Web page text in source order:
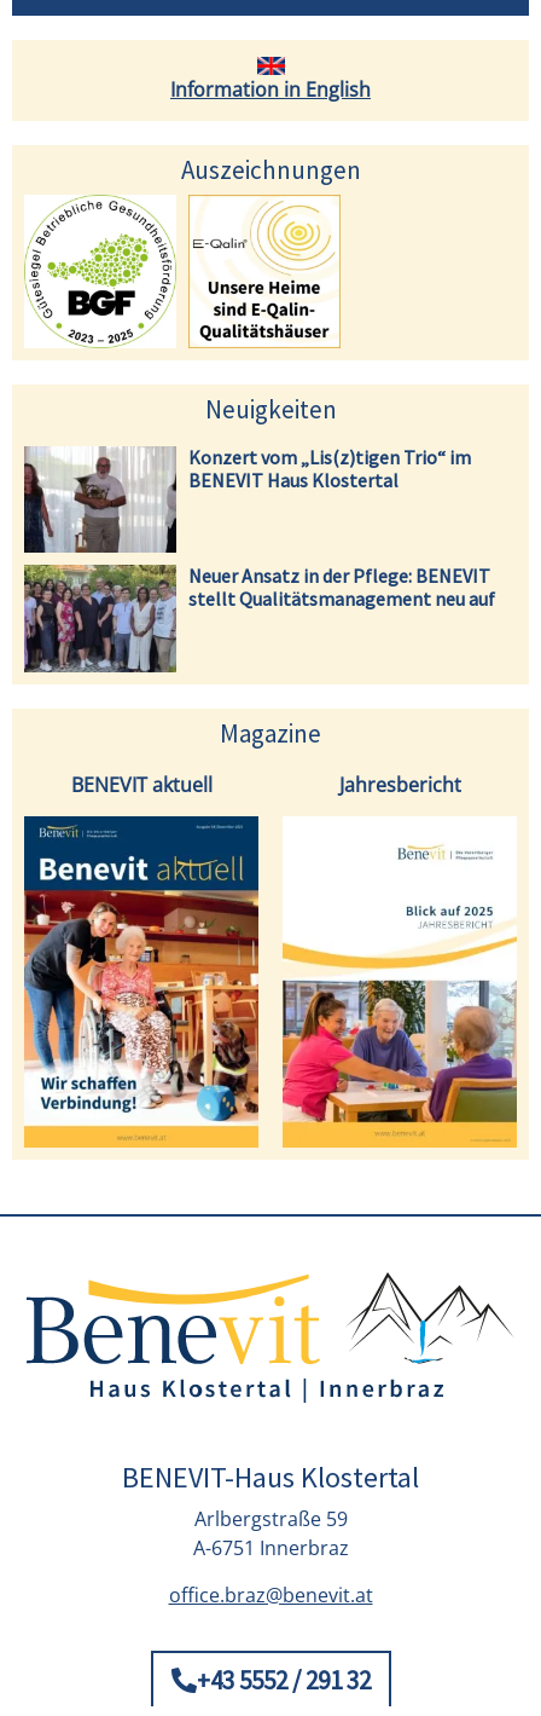
Information in English
Auszeichnungen
Neuigkeiten
Konzert vom „Lis(z)tigen Trio“ im
BENEVIT Haus Klostertal
Neuer Ansatz in der Pflege: BENEVIT
stellt Qualitätsmanagement neu auf
Magazine
BENEVIT aktuell Jahresbericht
BENEVIT-Haus Klostertal
Arlbergstraße 59
A-6751 Innerbraz
office.braz@benevit.at
+43 5552 / 291 32